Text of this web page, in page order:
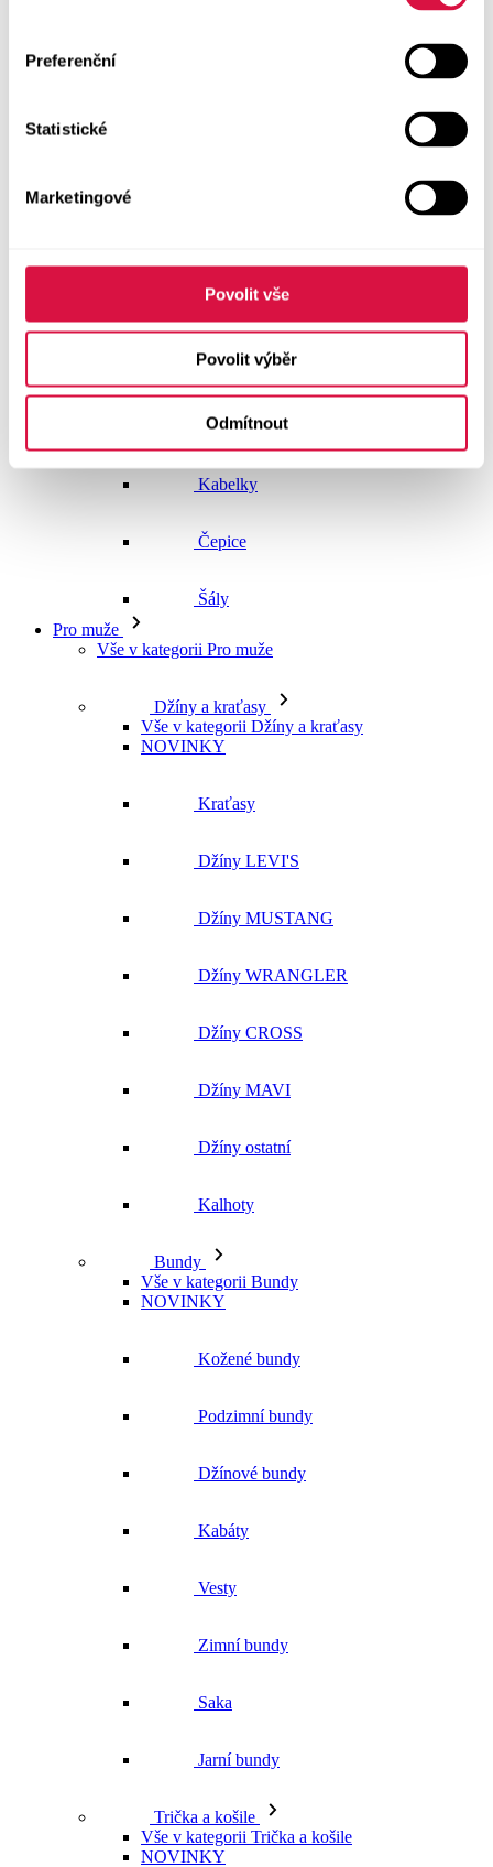
Preferenční
Statistické
Marketingové
Povolit vše
Povolit výběr
Odmítnout
Boty GEOX
Pásky
Peněženky
Kabelky
Čepice
Šály
Pro muže
Vše v kategorii Pro muže
Džíny a kraťasy
Vše v kategorii Džíny a kraťasy
NOVINKY
Kraťasy
Džíny LEVI'S
Džíny MUSTANG
Džíny WRANGLER
Džíny CROSS
Džíny MAVI
Džíny ostatní
Kalhoty
Bundy
Vše v kategorii Bundy
NOVINKY
Kožené bundy
Podzimní bundy
Džínové bundy
Kabáty
Vesty
Zimní bundy
Saka
Jarní bundy
Trička a košile
Vše v kategorii Trička a košile
NOVINKY